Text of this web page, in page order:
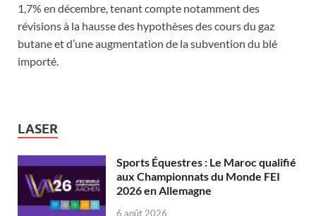
1,7% en décembre, tenant compte notamment des
révisions à la hausse des hypothèses des cours du gaz
butane et d’une augmentation de la subvention du blé
importé.
LASER
Sports Équestres : Le Maroc qualifié
aux Championnats du Monde FEI
2026 en Allemagne
6 août 2026